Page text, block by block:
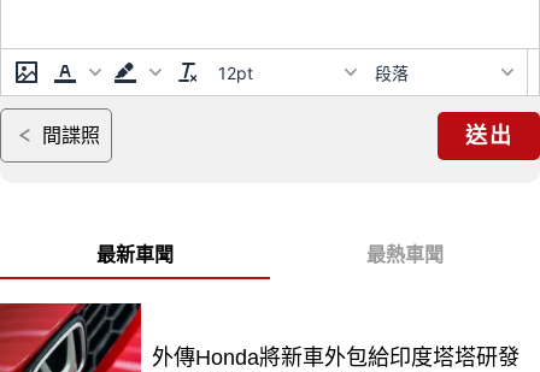
12pt 段落
間諜照 送出
最新車聞 最熱車聞
外傳Honda將新車外包給印度塔塔研發